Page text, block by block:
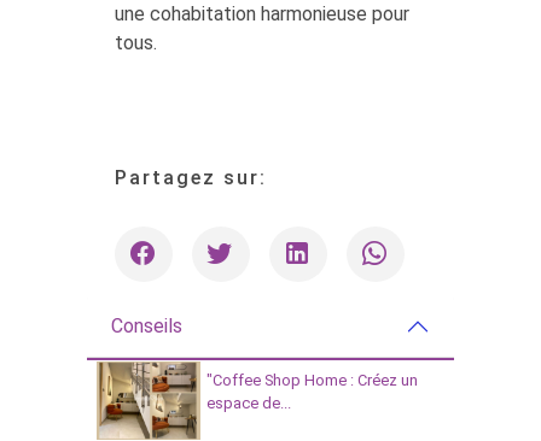
une cohabitation harmonieuse pour
tous.
Partagez sur:
Conseils
"Coffee Shop Home : Créez un
espace de...